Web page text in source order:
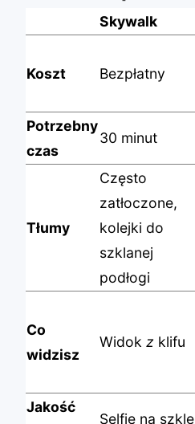
Skywalk
Koszt Bezpłatny
Potrzebny
czas
30 minut
Tłumy
Często
zatłoczone,
kolejki do
szklanej
podłogi
Co
widzisz
Widok z klifu
Jakość
Selfie na szkle